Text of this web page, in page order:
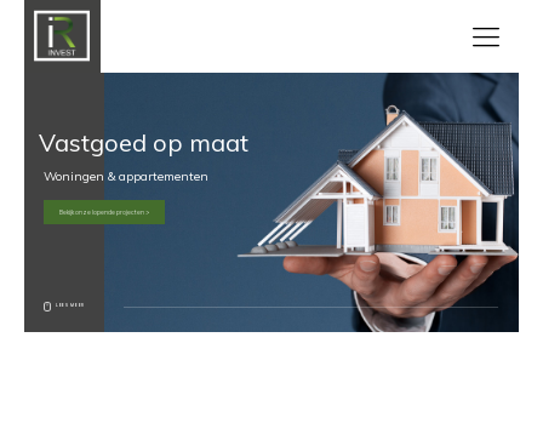
Vastgoed op maat
Bekijk onze lopende projecten >
LEES MEER
Woningen & appartementen